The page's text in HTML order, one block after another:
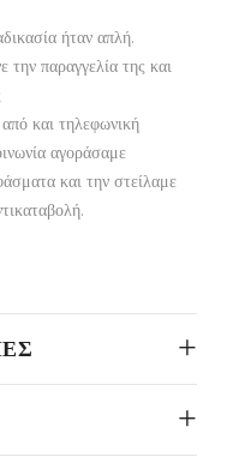
ήταν απλή.
την παραγγελία της και
και τηλεφωνική
αγοράσαμε
και την στείλαμε